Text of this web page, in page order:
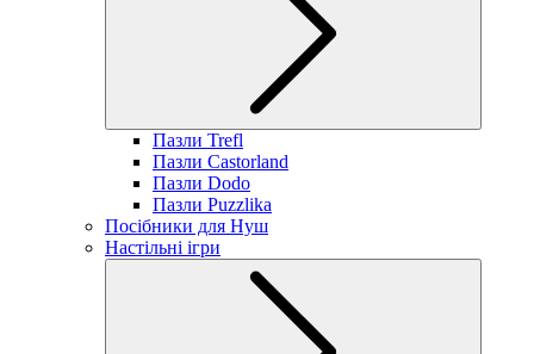
Пазли Trefl
Пазли Castorland
Пазли Dodo
Пазли Puzzlika
Посібники для Нуш
Настільні ігри